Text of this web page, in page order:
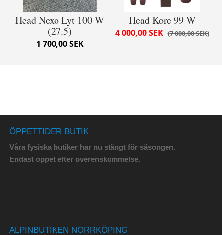
Head Nexo Lyt 100 W
(27.5)
1 700,00 SEK
Head Kore 99 W
7 000,00 SEK
4 000,00 SEK
ÖPPETTIDER BUTIK
Våra fysiska butiker har nu stängt för säsongen.
Endast öppet efter överenskommelse.
ALPINBUTIKEN NORRKÖPING